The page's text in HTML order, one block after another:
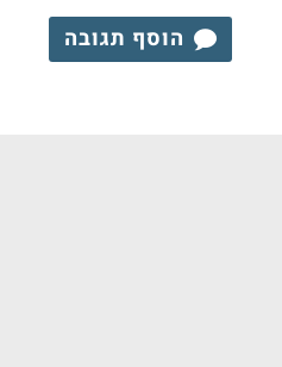
הוסף תגובה